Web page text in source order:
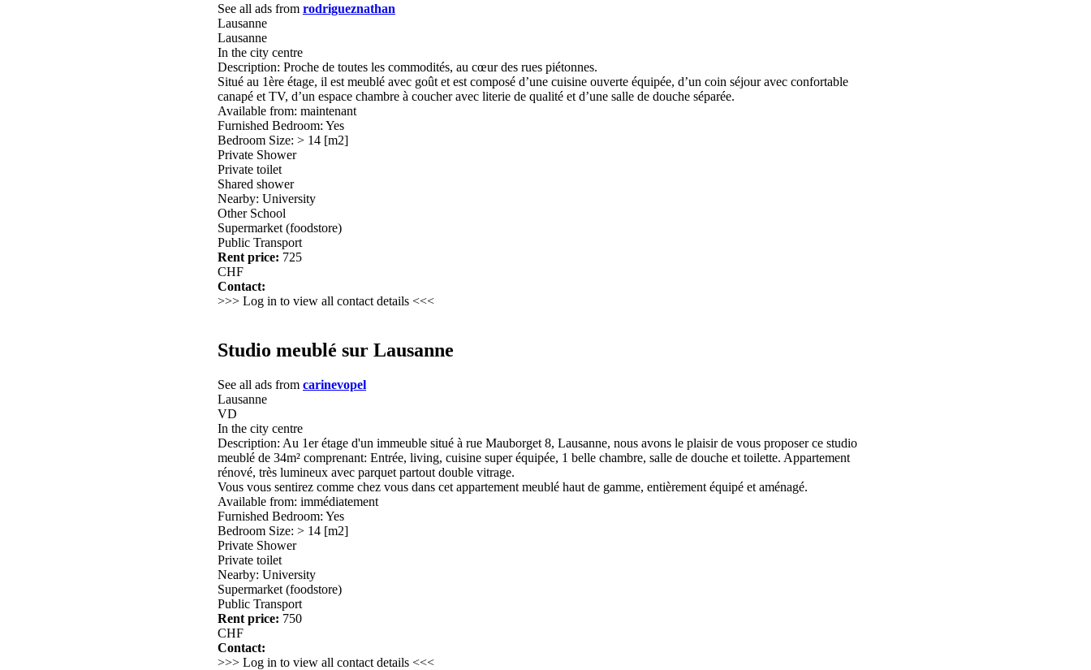
See all ads from rodrigueznathan
Lausanne
Lausanne
In the city centre
Description: Proche de toutes les commodités, au cœur des rues piétonnes.
Situé au 1ère étage, il est meublé avec goût et est composé d’une cuisine ouverte équipée, d’un coin séjour avec confortable
canapé et TV, d’un espace chambre à coucher avec literie de qualité et d’une salle de douche séparée.
Available from: maintenant
Furnished Bedroom: Yes
Bedroom Size: > 14 [m2]
Private Shower
Private toilet
Shared shower
Nearby: University
Other School
Supermarket (foodstore)
Public Transport
Rent price: 725
CHF
Contact:
>>> Log in to view all contact details <<<
Studio meublé sur Lausanne
See all ads from carinevopel
Lausanne
VD
In the city centre
Description: Au 1er étage d'un immeuble situé à rue Mauborget 8, Lausanne, nous avons le plaisir de vous proposer ce studio
meublé de 34m² comprenant: Entrée, living, cuisine super équipée, 1 belle chambre, salle de douche et toilette. Appartement
rénové, très lumineux avec parquet partout double vitrage.
Vous vous sentirez comme chez vous dans cet appartement meublé haut de gamme, entièrement équipé et aménagé.
Available from: immédiatement
Furnished Bedroom: Yes
Bedroom Size: > 14 [m2]
Private Shower
Private toilet
Nearby: University
Supermarket (foodstore)
Public Transport
Rent price: 750
CHF
Contact:
>>> Log in to view all contact details <<<